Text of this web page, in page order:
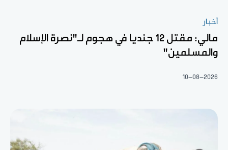
أخبار
مالي: مقتل 12 جنديا في هجوم لـ"نصرة الإسلام
والمسلمين"
10-08-2026